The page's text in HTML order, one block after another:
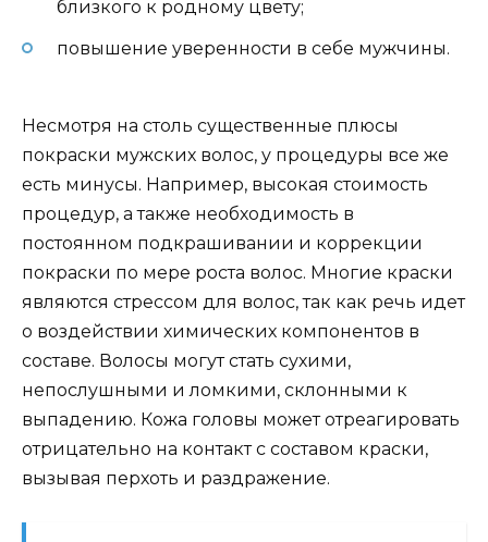
близкого к родному цвету;
повышение уверенности в себе мужчины.
Несмотря на столь существенные плюсы
покраски мужских волос, у процедуры все же
есть минусы. Например, высокая стоимость
процедур, а также необходимость в
постоянном подкрашивании и коррекции
покраски по мере роста волос. Многие краски
являются стрессом для волос, так как речь идет
о воздействии химических компонентов в
составе. Волосы могут стать сухими,
непослушными и ломкими, склонными к
выпадению. Кожа головы может отреагировать
отрицательно на контакт с составом краски,
вызывая перхоть и раздражение.